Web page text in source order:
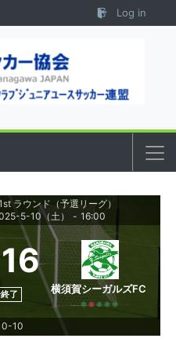
Log in
ラウンド（予選リーグ）
5-10（土） - 16:00
16
了 横須賀シーガルズFC
0-10